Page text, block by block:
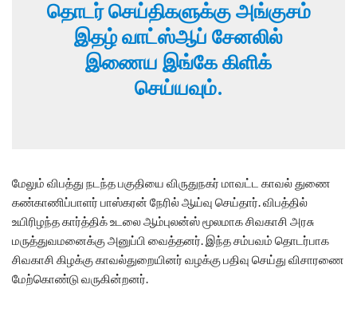
தொடர் செய்திகளுக்கு அங்குசம்
இதழ் வாட்ஸ்ஆப் சேனலில்
இணைய இங்கே கிளிக்
செய்யவும்.
மேலும் விபத்து நடந்த பகுதியை விருதுநகர் மாவட்ட காவல் துணை
கண்காணிப்பாளர் பாஸ்கரன் நேரில் ஆய்வு செய்தார். விபத்தில்
உயிரிழந்த கார்த்திக் உடலை ஆம்புலன்ஸ் மூலமாக சிவகாசி அரசு
மருத்துவமனைக்கு அனுப்பி வைத்தனர். இந்த சம்பவம் தொடர்பாக
சிவகாசி கிழக்கு காவல்துறையினர் வழக்கு பதிவு செய்து விசாரணை
மேற்கொண்டு வருகின்றனர்.